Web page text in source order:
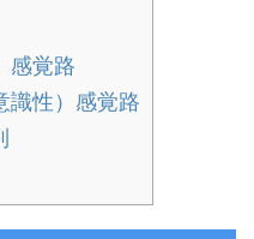
感覚路
識性）感覚路